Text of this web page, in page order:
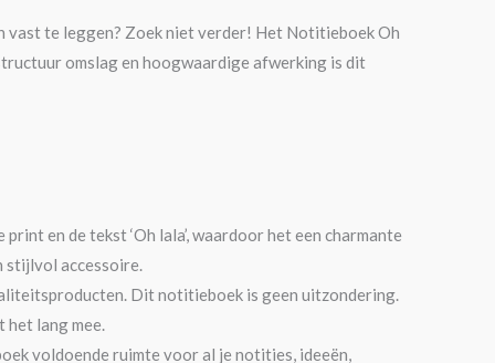
vast te leggen? Zoek niet verder! Het Notitieboek Oh
omslag en hoogwaardige afwerking is dit
en de tekst ‘Oh lala’, waardoor het een charmante
stijlvol accessoire.
Dit notitieboek is geen uitzondering.
het lang mee.
voldoende ruimte voor al je notities, ideeën,